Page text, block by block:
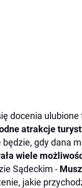
docenia
atrakcje
będzie, gdy dana
wiele
Sądeckim -
jakie